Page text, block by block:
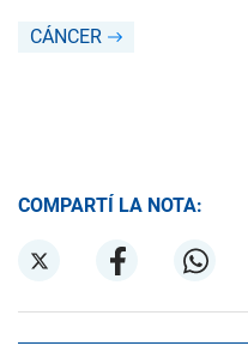
CÁNCER
COMPARTÍ LA NOTA: